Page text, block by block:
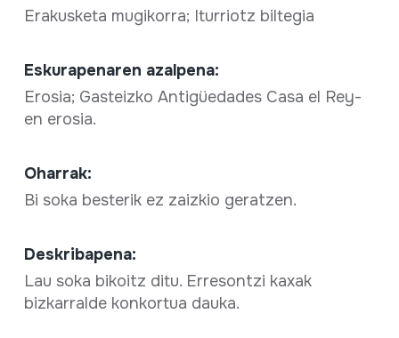
Erakusketa mugikorra; Iturriotz biltegia
Eskurapenaren azalpena:
Erosia; Gasteizko Antigüedades Casa el Rey-
en erosia.
Oharrak:
Bi soka besterik ez zaizkio geratzen.
Deskribapena:
Lau soka bikoitz ditu. Erresontzi kaxak
bizkarralde konkortua dauka.